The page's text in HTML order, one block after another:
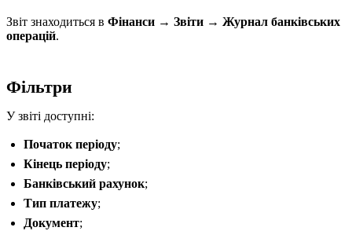
Звіт знаходиться в Фінанси → Звіти → Журнал банківських
операцій.
Фільтри
У звіті доступні:
Початок періоду;
Кінець періоду;
Банківський рахунок;
Тип платежу;
Документ;